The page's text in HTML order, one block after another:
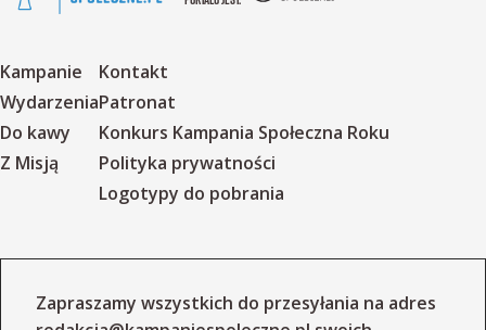
Kampanie
Wydarzenia
Do kawy
Z Misją
Kontakt
Patronat
Konkurs Kampania Społeczna Roku
Polityka prywatności
Logotypy do pobrania
Zapraszamy wszystkich do przesyłania na adres